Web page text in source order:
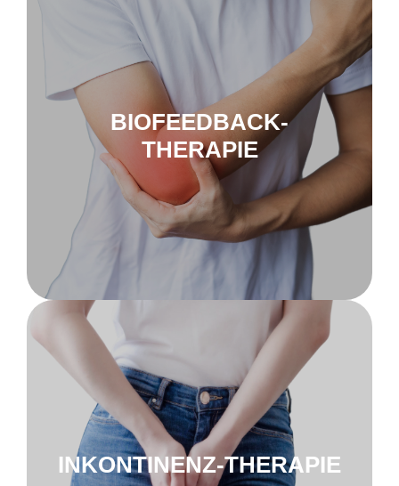
BIOFEEDBACK-
THERAPIE
Nu-Tek Levator
zu Biofeedback
INKONTINENZ-THERAPIE
Nu-Tek Levator